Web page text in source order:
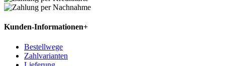
Kunden-Informationen+
Bestellwege
Zahlvarianten